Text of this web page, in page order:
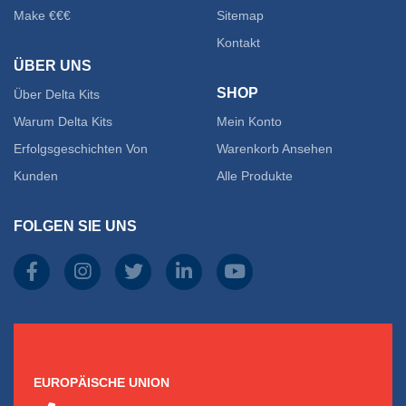
werden
Make €€€
ÜBER UNS
Über Delta Kits
Warum Delta Kits
Erfolgsgeschichten Von
Kunden
Sitemap
Kontakt
SHOP
Mein Konto
Warenkorb Ansehen
Alle Produkte
FOLGEN SIE UNS
EUROPÄISCHE UNION